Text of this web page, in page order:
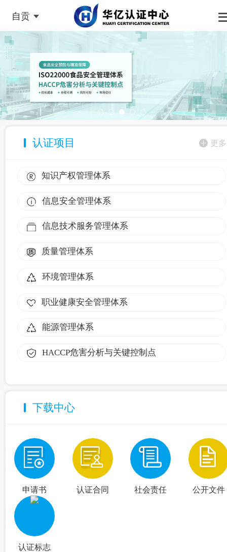
自贡
认证项目 更多
知识产权管理体系
信息安全管理体系
信息技术服务管理体系
质量管理体系
环境管理体系
职业健康安全管理体系
能源管理体系
HACCP危害分析与关键控制点
下载中心
申请书 认证合同 社会责任 公开文件
认证标志